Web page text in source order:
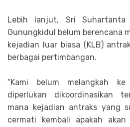
Lebih lanjut, Sri Suhartanta
Gunungkidul belum berencana
kejadian luar biasa (KLB)
berbagai pertimbangan.
“Kami belum melangkah
diperlukan dikoordinasikan
mana kejadian antraks yang
cermati kembali apakah